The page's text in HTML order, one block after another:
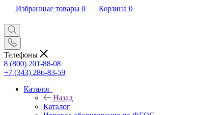
Избранные товары 0 Корзина 0
Телефоны
8 (800) 201-88-08
+7 (343) 286-83-59
Каталог
Назад
Каталог